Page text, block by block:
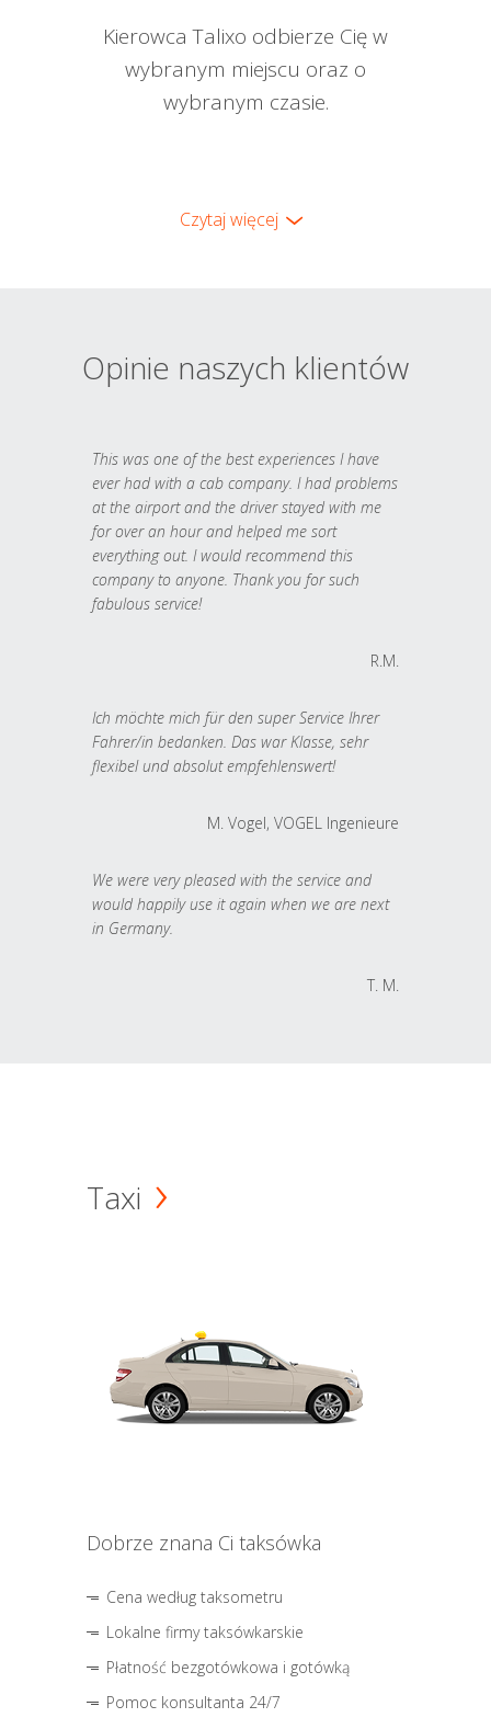
Kierowca Talixo odbierze Cię w
wybranym miejscu oraz o
wybranym czasie.
Czytaj więcej
Opinie naszych klientów
This was one of the best experiences I have
ever had with a cab company. I had problems
at the airport and the driver stayed with me
for over an hour and helped me sort
everything out. I would recommend this
company to anyone. Thank you for such
fabulous service!
R.M.
Ich möchte mich für den super Service Ihrer
Fahrer/in bedanken. Das war Klasse, sehr
flexibel und absolut empfehlenswert!
M. Vogel, VOGEL Ingenieure
We were very pleased with the service and
would happily use it again when we are next
in Germany.
T. M.
Taxi
Dobrze znana Ci taksówka
Cena według taksometru
Lokalne firmy taksówkarskie
Płatność bezgotówkowa i gotówką
Pomoc konsultanta 24/7